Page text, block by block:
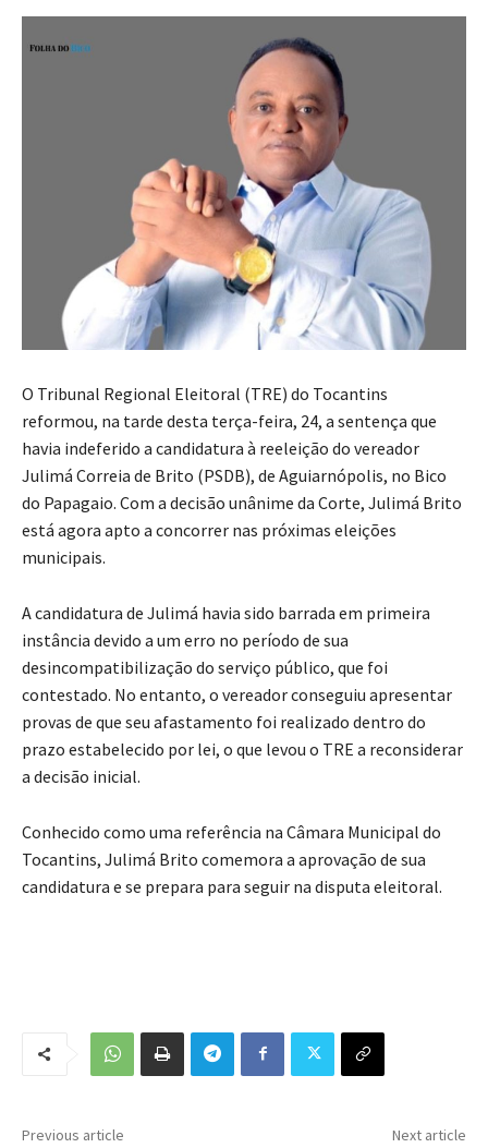
O Tribunal Regional Eleitoral (TRE) do Tocantins
reformou, na tarde desta terça-feira, 24, a sentença que
havia indeferido a candidatura à reeleição do vereador
Julimá Correia de Brito (PSDB), de Aguiarnópolis, no Bico
do Papagaio. Com a decisão unânime da Corte, Julimá Brito
está agora apto a concorrer nas próximas eleições
municipais.
A candidatura de Julimá havia sido barrada em primeira
instância devido a um erro no período de sua
desincompatibilização do serviço público, que foi
contestado. No entanto, o vereador conseguiu apresentar
provas de que seu afastamento foi realizado dentro do
prazo estabelecido por lei, o que levou o TRE a reconsiderar
a decisão inicial.
Conhecido como uma referência na Câmara Municipal do
Tocantins, Julimá Brito comemora a aprovação de sua
candidatura e se prepara para seguir na disputa eleitoral.
Previous article Next article